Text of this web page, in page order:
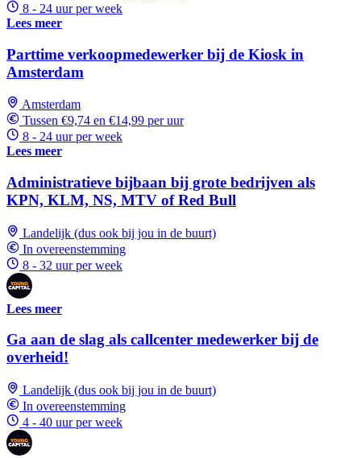
8 - 24 uur per week
Lees meer
Parttime verkoopmedewerker bij de Kiosk in
Amsterdam
Amsterdam
Tussen €9,74 en €14,99 per uur
8 - 24 uur per week
Lees meer
Administratieve bijbaan bij grote bedrijven als
KPN, KLM, NS, MTV of Red Bull
Landelijk (dus ook bij jou in de buurt)
In overeenstemming
8 - 32 uur per week
Lees meer
Ga aan de slag als callcenter medewerker bij de
overheid!
Landelijk (dus ook bij jou in de buurt)
In overeenstemming
4 - 40 uur per week